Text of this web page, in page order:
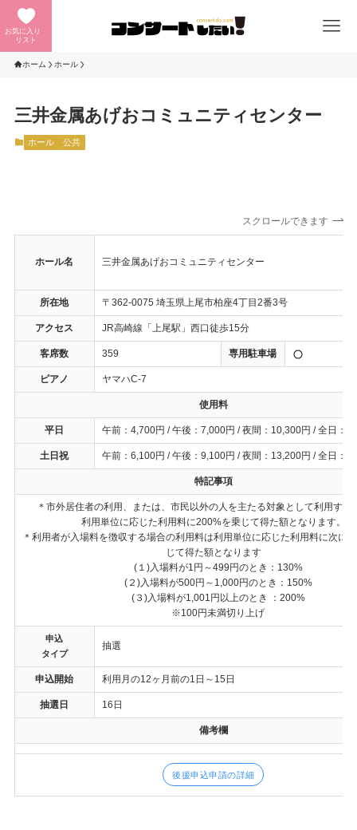
お気に入り
リスト
ホーム ホール
三井金属あげおコミュニティセンター
ホール 公共
スクロールできます
ホール名 三井金属あげおコミュニティセンター
所在地 〒362-0075 埼玉県上尾市柏座4丁目2番3号
アクセス JR高崎線「上尾駅」西口徒歩15分
客席数 359 専用駐車場
ピアノ ヤマハC-7
使用料
平日 午前：4,700円 / 午後：7,000円 / 夜間：10,300円 / 全日：
土日祝 午前：6,100円 / 午後：9,100円 / 夜間：13,200円 / 全日：
特記事項
＊市外居住者の利用、または、市民以外の人を主たる対象として利用する
利用単位に応じた利用料に200%を乗じて得た額となります。
＊利用者が入場料を徴収する場合の利用料は利用単位に応じた利用料に次に
じて得た額となります
(１)入場料が1円～499円のとき：130%
(２)入場料が500円～1,000円のとき：150%
(３)入場料が1,001円以上のとき ：200%
※100円未満切り上げ
申込
タイプ
抽選
申込開始 利用月の12ヶ月前の1日～15日
抽選日 16日
備考欄
後援申込申請の詳細